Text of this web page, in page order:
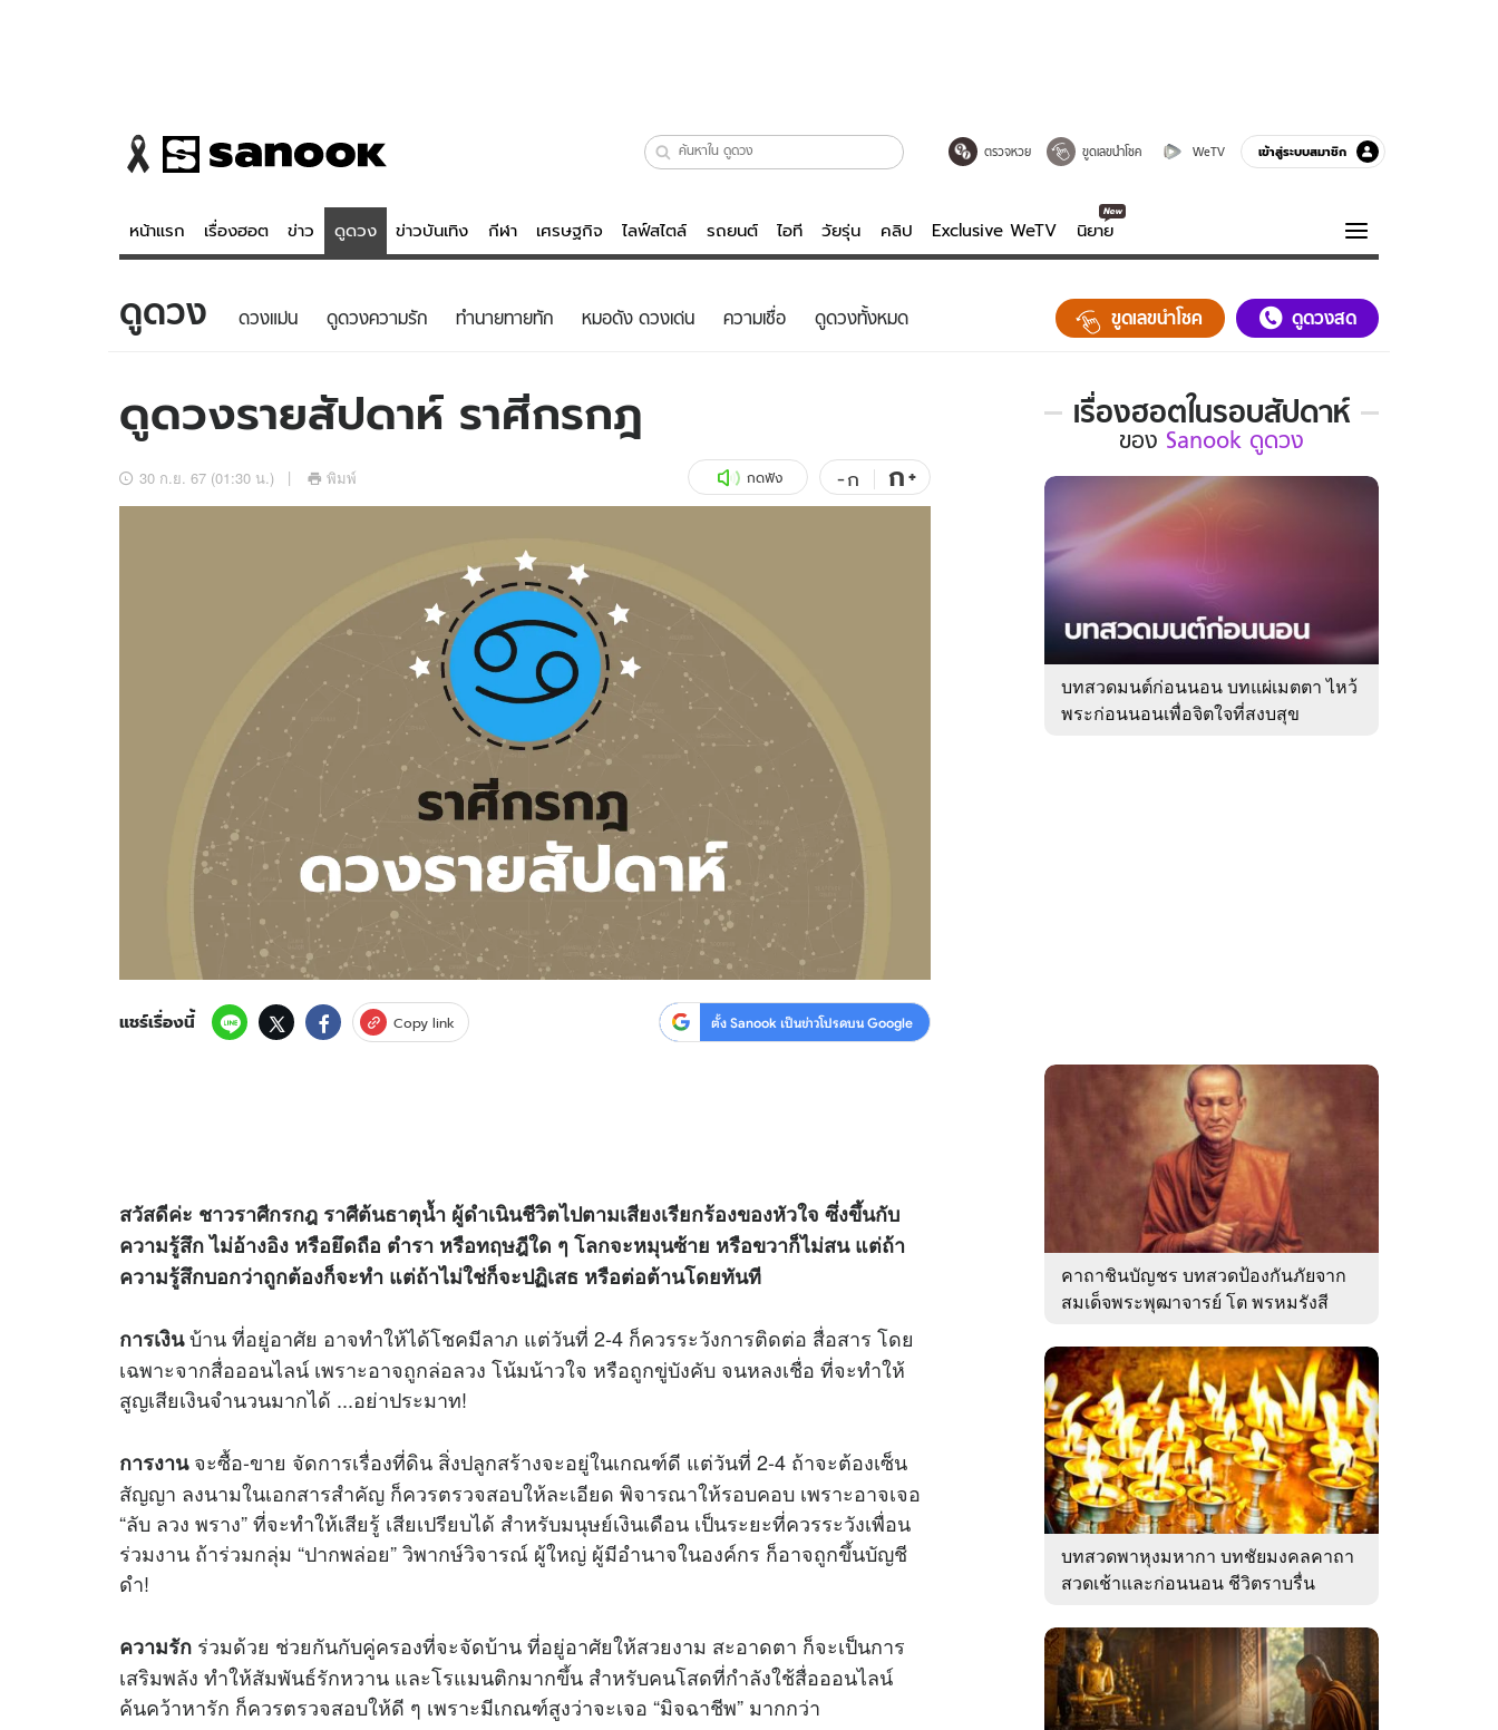
ตรวจหวย ขูดเลขนำโชค WeTV เข้าสู่ระบบสมาชิก
หน้าแรก เรื่องฮอต ข่าว ดูดวง ข่าวบันเทิง กีฬา เศรษฐกิจ ไลฟ์สไตล์ รถยนต์ ไอที วัยรุ่น คลิป Exclusive WeTV นิยาย
ข่าว
ข่าวบันเทิง
ดูดวง - ตรวจหวย
สถิติหวยไทย
ไลฟ์สไตล์
รถยนต์
Tasteful Thailand
Sanook Choice
คลิป
พอดแคสต์
ความรู้รอบตัว
ฮาวทู
ดาวน์โหลดสนุกแอปฟรี ติดตามสนุกโซเชียลได้ที่
สงวนลิขสิทธิ์ © 2569 บริษัท อิมเมจ ฟิวเจอร์ (ประเทศไทย) จำกัด
ดูดวง ดวงแม่น ดูดวงความรัก ทํานายทายทัก หมอดัง ดวงเด่น ความเชื่อ ดูดวงทั้งหมด ขูดเลขนำโชค ดูดวงสด
ดูดวงรายสัปดาห์ ราศีกรกฎ
30 ก.ย. 67 (01:30 น.) พิมพ์ กดฟัง -ก ก+
แชร์เรื่องนี้ Copy link ตั้ง Sanook เป็นข่าวโปรดบน Google
สวัสดีค่ะ ชาวราศีกรกฎ ราศีต้นธาตุน้ำ ผู้ดำเนินชีวิตไปตามเสียงเรียกร้องของหัวใจ ซึ่งขึ้นกับ
ความรู้สึก ไม่อ้างอิง หรือยึดถือ ตำรา หรือทฤษฎีใด ๆ โลกจะหมุนซ้าย หรือขวาก็ไม่สน แต่ถ้า
ความรู้สึกบอกว่าถูกต้องก็จะทำ แต่ถ้าไม่ใช่ก็จะปฏิเสธ หรือต่อต้านโดยทันที
การเงินบ้าน ที่อยู่อาศัย อาจทำให้ได้โชคมีลาภ แต่วันที่ 2-4 ก็ควรระวังการติดต่อ สื่อสาร โดย
เฉพาะจากสื่อออนไลน์ เพราะอาจถูกล่อลวง โน้มน้าวใจ หรือถูกขู่บังคับ จนหลงเชื่อ ที่จะทำให้
สูญเสียเงินจำนวนมากได้ ...อย่าประมาท!
การงานจะซื้อ-ขาย จัดการเรื่องที่ดิน สิ่งปลูกสร้างจะอยู่ในเกณฑ์ดี แต่วันที่ 2-4 ถ้าจะต้องเซ็น
สัญญา ลงนามในเอกสารสำคัญ ก็ควรตรวจสอบให้ละเอียด พิจารณาให้รอบคอบ เพราะอาจเจอ
“ลับ ลวง พราง” ที่จะทำให้เสียรู้ เสียเปรียบได้ สำหรับมนุษย์เงินเดือน เป็นระยะที่ควรระวังเพื่อน
ร่วมงาน ถ้าร่วมกลุ่ม “ปากพล่อย” วิพากษ์วิจารณ์ ผู้ใหญ่ ผู้มีอำนาจในองค์กร ก็อาจถูกขึ้นบัญชี
ดำ!
ความรัก ร่วมด้วย ช่วยกันกับคู่ครองที่จะจัดบ้าน ที่อยู่อาศัยให้สวยงาม สะอาดตา ก็จะเป็นการ
เสริมพลัง ทำให้สัมพันธ์รักหวาน และโรแมนติกมากขึ้น สำหรับคนโสดที่กำลังใช้สื่อออนไลน์
ค้นคว้าหารัก ก็ควรตรวจสอบให้ดี ๆ เพราะมีเกณฑ์สูงว่าจะเจอ “มิจฉาชีพ” มากกว่า
เรื่องฮอตในรอบสัปดาห์
เรื่อง
ใน
รอบ
ของ
Sanook
ดูด
ของ Sanook ดูดวง
บทสวดมนต์ก่อนนอน บทแผ่เมตตา ไหว้
พระก่อนนอนเพื่อจิตใจที่สงบสุข
คาถาชินบัญชร บทสวดป้องกันภัยจาก
สมเด็จพระพุฒาจารย์ โต พรหมรังสี
บทสวดพาหุงมหากา บทชัยมงคลคาถา
สวดเช้าและก่อนนอน ชีวิตราบรื่น